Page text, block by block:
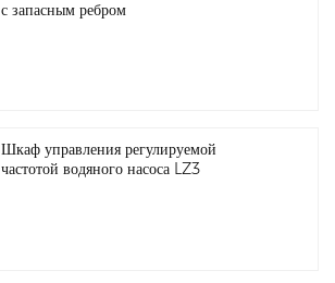
с запасным ребром
Шкаф управления регулируемой
частотой водяного насоса LZ3